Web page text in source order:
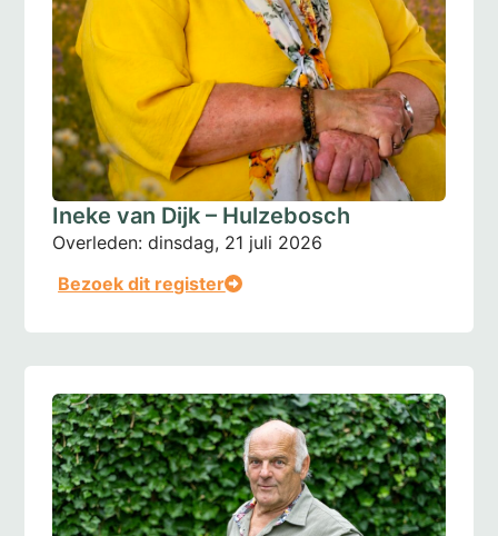
Bezoek dit register
Ineke van Dijk – Hulzebosch
Overleden: dinsdag, 21 juli 2026